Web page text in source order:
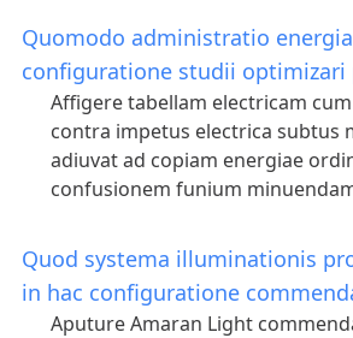
Quomodo administratio
configuratione studii optimizari
Affigere tabellam electricam
contra impetus electrica subtus
adiuvat ad copiam energiae
confusionem funium
Quod systema illuminationis
in hac configuratione
Aputure Amaran Light